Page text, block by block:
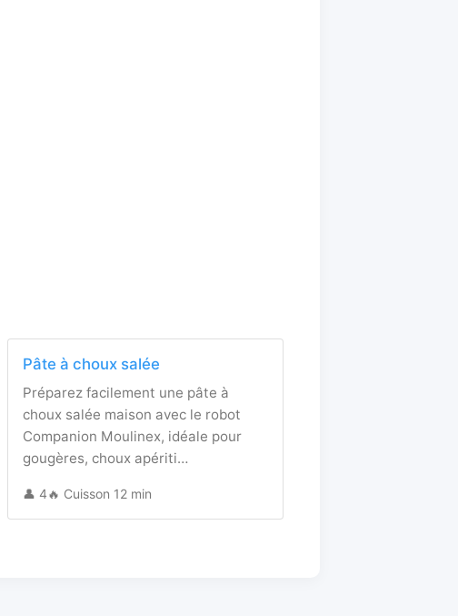
Pâte à choux salée
Préparez facilement une pâte à
choux salée maison avec le robot
Companion Moulinex, idéale pour
gougères, choux apériti…
👤 4🔥 Cuisson 12 min